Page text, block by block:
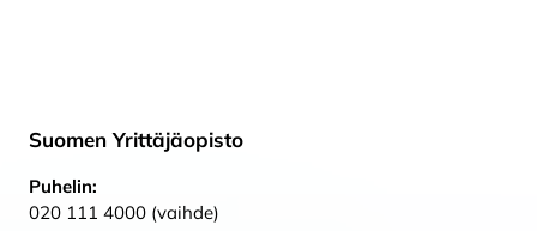
Suomen Yrittäjäopisto
Puhelin:
020 111 4000 (vaihde)